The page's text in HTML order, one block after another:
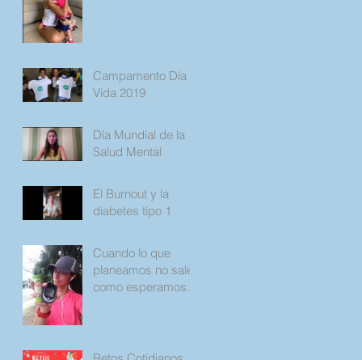
Campamento Día
Vida 2019
Día Mundial de la
Salud Mental
El Burnout y la
diabetes tipo 1
Cuando lo que
planeamos no sale
como esperamos.